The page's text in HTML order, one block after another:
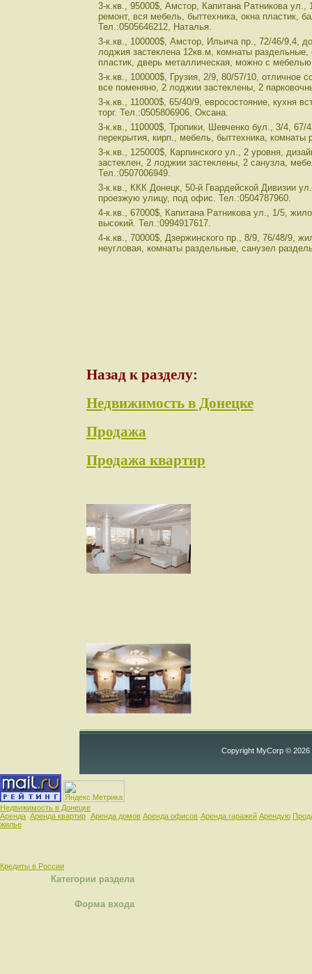
3-к.кв., 95000$, Амстор, Капитана Ратникова
ремонт, вся мебель, быттехника, окна пластик,
Тел.:0505646212, Наталья.
3-к.кв., 100000$, Амстор, Ильича пр., 72/46/9,4,
лоджия застеклена 12кв.м, комнаты
пластик, дверь металлическая, можно с
3-к.кв., 100000$, Грузия, 2/9, 80/57/10, отличное
все поменяно, 2 лоджии застеклены, 2
3-к.кв., 110000$, 65/40/9, евросостояние, кухня
торг. Тел.:0505806906, Оксана.
3-к.кв., 110000$, Тропики, Шевченко бул., 3/4, 67/
перекрытия, кирп., мебель, быттехника, комнаты
3-к.кв., 125000$, Карпинского ул., 2 уровня,
застеклен, 2 лоджии застеклены, 2 санузла,
Тел.:0507006949.
3-к.кв., ККК Донецк, 50-й Гвардейской Дивизии
проезжую улицу, под офис. Тел.:0504787960.
4-к.кв., 67000$, Капитана Ратникова ул., 1/5,
высокий. Тел.:0994917617.
4-к.кв., 70000$, Дзержинского пр., 8/9, 76/48/9,
неугловая, комнаты раздельные, санузел
Назад к разделу:
Недвижимость в Донецке
Продажа
Продажа квартир
Copyright MyCorp © 2026
Недвижимость в Донецке
Аренда Аренда квартир Аренда домов Аренда офисов Аренда гаражей Арендую
жилье
Кредиты в России
Категории раздела
Форма входа